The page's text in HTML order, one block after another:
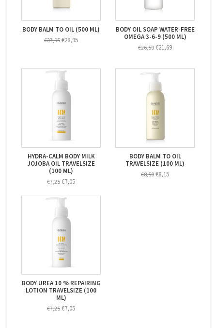
BODY BALM TO OIL (500 ML)
€37,95 €28,95
BODY OIL SOAP WATER-FREE
OMEGA 3-6-9 (500 ML)
€26,50 €21,69
HYDRA-CALM BODY MILK
JOJOBA OIL TRAVELSIZE
(100 ML)
€7,25 €7,05
BODY BALM TO OIL
TRAVELSIZE (100 ML)
€8,50 €8,15
BODY UREA 10 % REPAIRING
LOTION TRAVELSIZE (100
ML)
€7,25 €7,05